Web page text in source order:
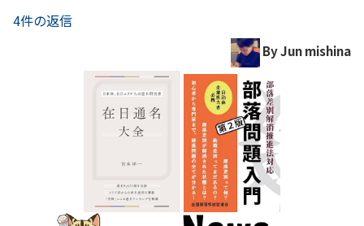
4件の返信
By Jun mishina